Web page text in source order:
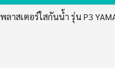
พลาสเตอร์ใสกันน้ำ รุ่น P3